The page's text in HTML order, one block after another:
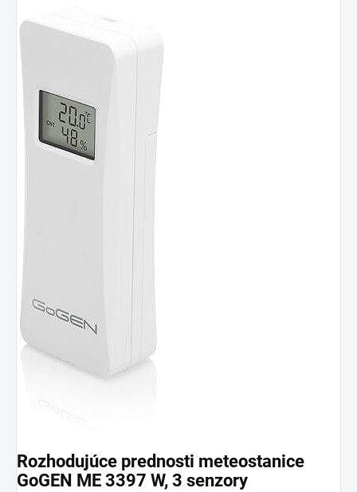
Rozhodujúce prednosti meteostanice
GoGEN ME 3397 W, 3 senzory